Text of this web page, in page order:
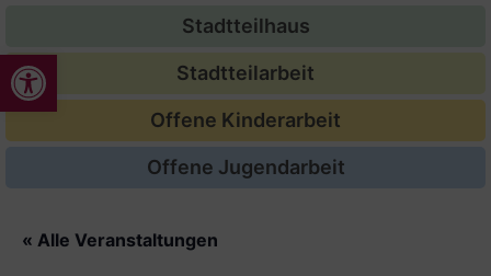
Werkzeugleiste öffnen
Stadtteilhaus
Stadtteilarbeit
Offene Kinderarbeit
Offene Jugendarbeit
« Alle Veranstaltungen